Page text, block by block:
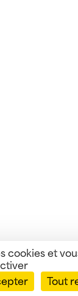
cookies et
Tout